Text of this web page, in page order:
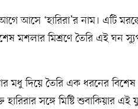
আসে ‘হারিরা’র নাম। এটি
মশলার মিশ্রণে তৈরি এই ঘন
মধু দিয়ে তৈরি এক ধরনের বিশেষ
সঙ্গে মিষ্টি শুবাকিয়ার এই